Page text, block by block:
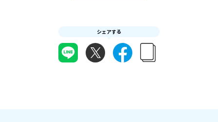
にてご連絡いたします。・よくあるご質問その他、よくあるご質問
ム主催：一般財団法人地域・教育魅力化プラットフォーム＞「意志
ある若者にあふれる持続可能な地域・社会をつくる」というビジョ
合は下記の地域みらい留学公式LINEよりご連絡をお願いします。※
受信制限設定をしていると、通知メールをお受け取りいただけませ
ん。その場合は、「@miratabi.jp」からのメールを受信できるよう
設定をお願いいたします。※結果に関する個別のお問合せにはお答
シェアする